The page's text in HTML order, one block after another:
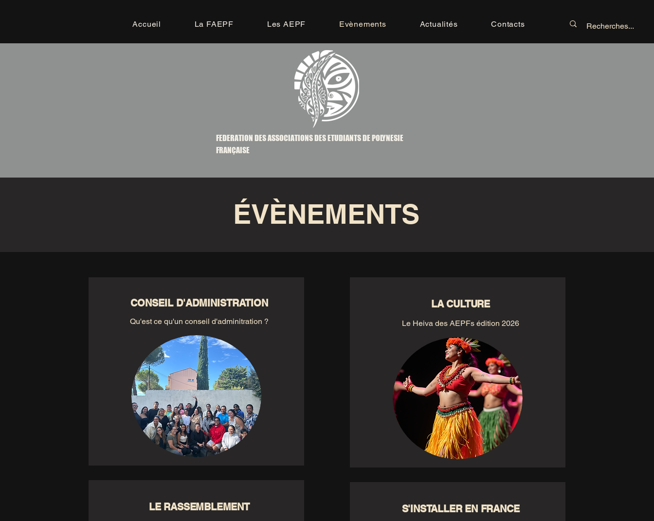
Accueil La FAEPF Les AEPF Evènements Actualités Contacts
FEDERATION DES ASSOCIATIONS DES ETUDIANTS DE POLYNESIE
FRANÇAISE
ÉVÈNEMENTS
CONSEIL D'ADMINISTRATION
Qu'est ce qu'un conseil d'adminitration ?
LE RASSEMBLEMENT
LA CULTURE
Le Heiva des AEPFs édition 2026
S'INSTALLER EN FRANCE